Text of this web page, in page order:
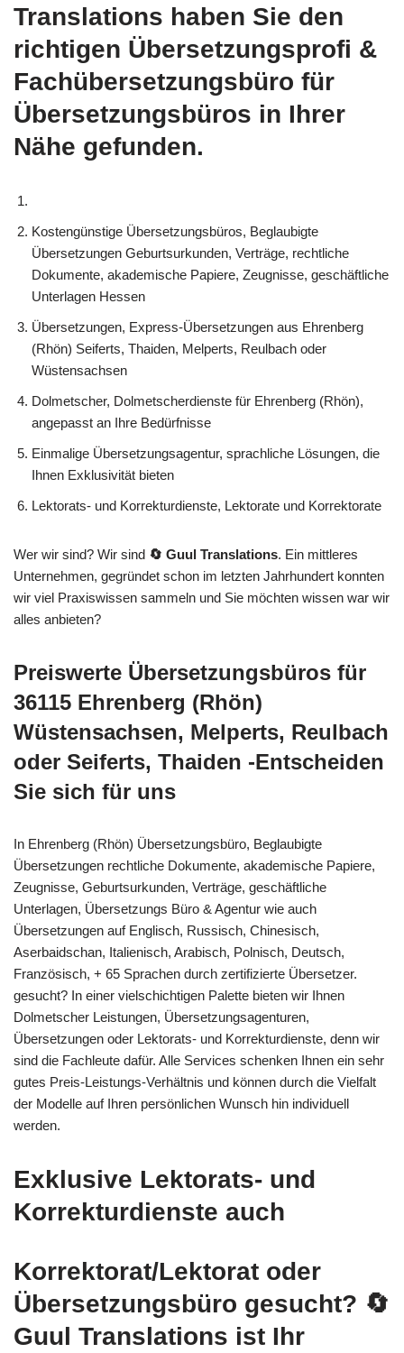
Translations haben Sie den
richtigen Übersetzungsprofi &
Fachübersetzungsbüro für
Übersetzungsbüros in Ihrer
Nähe gefunden.
Kostengünstige Übersetzungsbüros, Beglaubigte
Übersetzungen Geburtsurkunden, Verträge, rechtliche
Dokumente, akademische Papiere, Zeugnisse, geschäftliche
Unterlagen Hessen
Übersetzungen, Express-Übersetzungen aus Ehrenberg
(Rhön) Seiferts, Thaiden, Melperts, Reulbach oder
Wüstensachsen
Dolmetscher, Dolmetscherdienste für Ehrenberg (Rhön),
angepasst an Ihre Bedürfnisse
Einmalige Übersetzungsagentur, sprachliche Lösungen, die
Ihnen Exklusivität bieten
Lektorats- und Korrekturdienste, Lektorate und Korrektorate
Wer wir sind? Wir sind 🔄 Guul Translations. Ein mittleres
Unternehmen, gegründet schon im letzten Jahrhundert konnten
wir viel Praxiswissen sammeln und Sie möchten wissen war wir
alles anbieten?
Preiswerte Übersetzungsbüros für
36115 Ehrenberg (Rhön)
Wüstensachsen, Melperts, Reulbach
oder Seiferts, Thaiden -Entscheiden
Sie sich für uns
In Ehrenberg (Rhön) Übersetzungsbüro, Beglaubigte
Übersetzungen rechtliche Dokumente, akademische Papiere,
Zeugnisse, Geburtsurkunden, Verträge, geschäftliche
Unterlagen, Übersetzungs Büro & Agentur wie auch
Übersetzungen auf Englisch, Russisch, Chinesisch,
Aserbaidschan, Italienisch, Arabisch, Polnisch, Deutsch,
Französisch, + 65 Sprachen durch zertifizierte Übersetzer.
gesucht? In einer vielschichtigen Palette bieten wir Ihnen
Dolmetscher Leistungen, Übersetzungsagenturen,
Übersetzungen oder Lektorats- und Korrekturdienste, denn wir
sind die Fachleute dafür. Alle Services schenken Ihnen ein sehr
gutes Preis-Leistungs-Verhältnis und können durch die Vielfalt
der Modelle auf Ihren persönlichen Wunsch hin individuell
werden.
Exklusive Lektorats- und
Korrekturdienste auch
Korrektorat/Lektorat oder
Übersetzungsbüro gesucht? 🔄
Guul Translations ist Ihr